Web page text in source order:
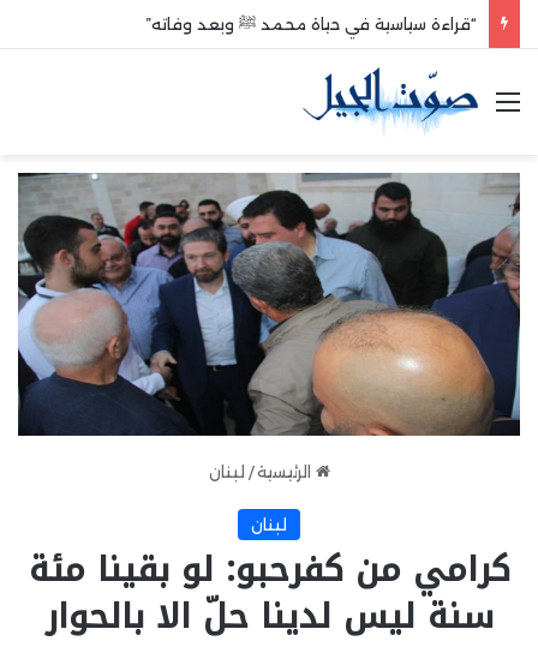
“قراءة سياسية في حياة محمد ﷺ وبعد وفاته”
القائمة
الرئيسية / لبنان
لبنان
كرامي من كفرحبو: لو بقينا مئة
سنة ليس لدينا حلّ الا بالحوار